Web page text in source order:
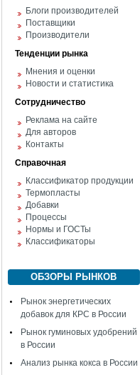
Блоги производителей
Поставщики
Производители
Тенденции рынка
Мнения и оценки
Новости и статистика
Сотрудничество
Реклама на сайте
Для авторов
Контакты
Справочная
Классификатор продукции
Термопласты
Добавки
Процессы
Нормы и ГОСТы
Классификаторы
ОБЗОРЫ РЫНКОВ
Рынок энергетических
добавок для КРС в России
Рынок гуминовых удобрений
в России
Анализ рынка кокса в России